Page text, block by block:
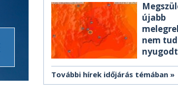
újabb
nem
További hírek időjárás témában